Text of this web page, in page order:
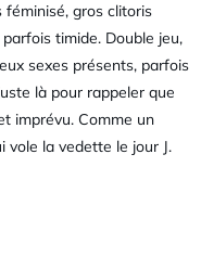
féminisé, gros clitoris
timide. Double jeu,
sexes présents, parfois
là pour rappeler que
imprévu. Comme un
vole la vedette le jour J.